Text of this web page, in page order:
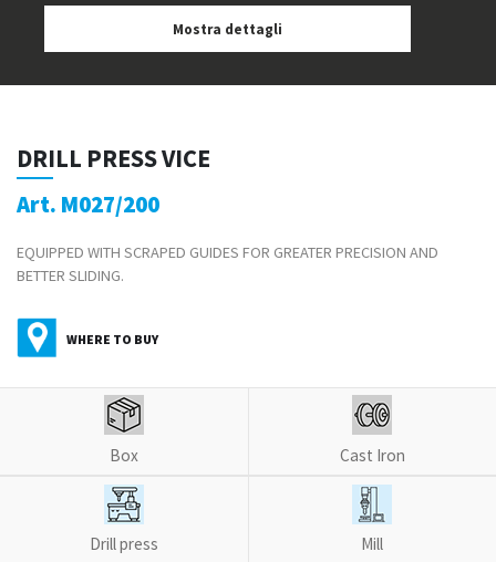
Mostra dettagli
DRILL PRESS VICE
Art. M027/200
EQUIPPED WITH SCRAPED GUIDES FOR GREATER PRECISION AND
BETTER SLIDING.
WHERE TO BUY
Box Cast Iron
Drill press Mill